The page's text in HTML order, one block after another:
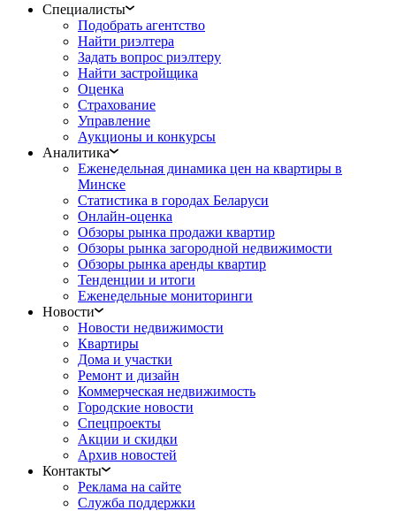
Специалисты
Подобрать агентство
Найти риэлтера
Задать вопрос риэлтеру
Найти застройщика
Оценка
Страхование
Управление
Аукционы и конкурсы
Аналитика
Еженедельная динамика цен на квартиры в
Минске
Статистика в городах Беларуси
Онлайн-оценка
Обзоры рынка продажи квартир
Обзоры рынка загородной недвижимости
Обзоры рынка аренды квартир
Тенденции и итоги
Еженедельные мониторинги
Новости
Новости недвижимости
Квартиры
Дома и участки
Ремонт и дизайн
Коммерческая недвижимость
Городские новости
Спецпроекты
Акции и скидки
Архив новостей
Контакты
Реклама на сайте
Служба поддержки